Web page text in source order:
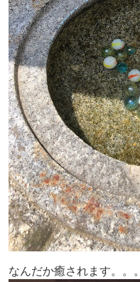
なんだか癒されます。。。